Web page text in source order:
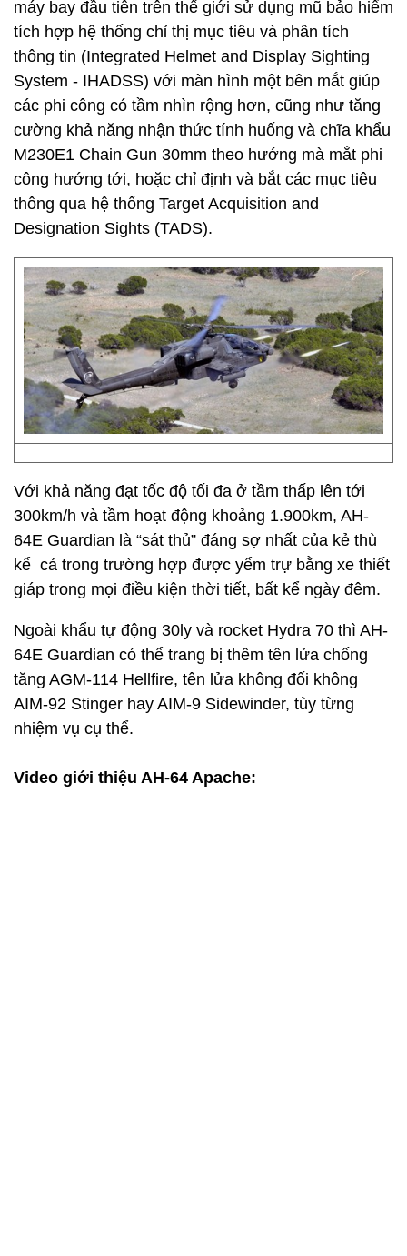
máy bay đầu tiên trên thế giới sử dụng mũ bảo hiểm
tích hợp hệ thống chỉ thị mục tiêu và phân tích
thông tin (Integrated Helmet and Display Sighting
System - IHADSS) với màn hình một bên mắt giúp
các phi công có tầm nhìn rộng hơn, cũng như tăng
cường khả năng nhận thức tính huống và chĩa khẩu
M230E1 Chain Gun 30mm theo hướng mà mắt phi
công hướng tới, hoặc chỉ định và bắt các mục tiêu
thông qua hệ thống Target Acquisition and
Designation Sights (TADS).
Với khả năng đạt tốc độ tối đa ở tầm thấp lên tới
300km/h và tầm hoạt động khoảng 1.900km, AH-
64E Guardian là “sát thủ” đáng sợ nhất của kẻ thù
kể cả trong trường hợp được yểm trự bằng xe thiết
giáp trong mọi điều kiện thời tiết, bất kể ngày đêm.
Ngoài khẩu tự động 30ly và rocket Hydra 70 thì AH-
64E Guardian có thể trang bị thêm tên lửa chống
tăng AGM-114 Hellfire, tên lửa không đối không
AIM-92 Stinger hay AIM-9 Sidewinder, tùy từng
nhiệm vụ cụ thể.
Video giới thiệu AH-64 Apache: